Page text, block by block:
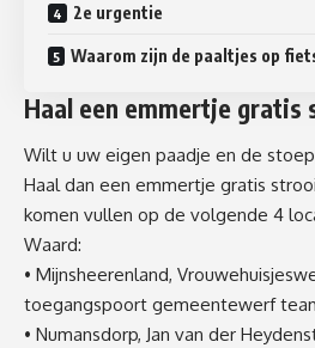
2e urgentie
Waarom zijn de paaltjes op
Haal een emmertje gratis
Wilt u uw eigen paadje en de
Haal dan een emmertje gratis
komen vullen op de volgende 4
Waard:
• Mijnsheerenland,
toegangspoort gemeentewerf
• Numansdorp, Jan van der